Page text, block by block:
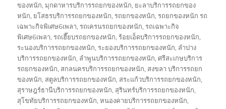
ของหนัก,มุกดาหารบริการรถยกของหนัก, ยะลาบริการรถยกของ
หนัก, ยโสธรบริการรถยกของหนัก,รถยกของหนัก,รถยกของหนัก รถ
เฉพาะกิจพิเศษ6เพลา,รถเครนรถยกของหนัก,รถเฉพาะกิจ
พิเศษ6เพลา,รถเฮี๊ยบรถยกของหนัก,ร้อยเอ็ดบริการรถยกของหนัก,
ระนองบริการรถยกของหนัก,ระยองบริการรถยกของหนัก, ลำปาง
บริการรถยกของหนัก, ลำพูนบริการรถยกของหนัก,ศรีสะเกษบริการ
รถยกของหนัก, สกลนครบริการรถยกของหนัก, สงขลา บริการรถยก
ของหนัก, สตูลบริการรถยกของหนัก, สระแก้วบริการรถยกของหนัก,
สุราษฎร์ธานีบริการรถยกของหนัก, สุรินทร์บริการรถยกของหนัก,
สุโขทัยบริการรถยกของหนัก,หนองคายบริการรถยกของหนัก,